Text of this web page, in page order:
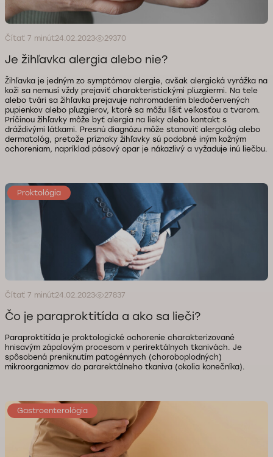
Čítať 7 minút24.02.2023 29370
Je žihľavka alergia alebo nie?
Žihľavka je jedným zo symptómov alergie, avšak alergická vyrážka na
koži sa nemusí vždy prejaviť charakteristickými pľuzgiermi. Na tele
alebo tvári sa žihľavka prejavuje nahromadením bledočervených
pupienkov alebo pľuzgierov, ktoré sa môžu líšiť veľkosťou a tvarom.
Príčinou žihľavky môže byť alergia na lieky alebo kontakt s
dráždivými látkami. Presnú diagnózu môže stanoviť alergológ alebo
dermatológ, pretože príznaky žihľavky sú podobné iným kožným
ochoreniam, napríklad pásový opar je nákazlivý a vyžaduje inú liečbu.
Proktológia
Čítať 7 minút24.02.2023 27837
Čo je paraproktitída a ako sa lieči?
Paraproktitída je proktologické ochorenie charakterizované
hnisavým zápalovým procesom v perirektálnych tkanivách. Je
spôsobená preniknutím patogénnych (choroboplodných)
mikroorganizmov do pararektálneho tkaniva (okolia konečníka).
Gastroenterológia